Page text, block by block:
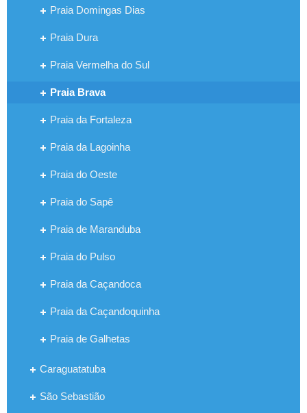
Praia Domingas Dias
Praia Dura
Praia Vermelha do Sul
Praia Brava
Praia da Fortaleza
Praia da Lagoinha
Praia do Oeste
Praia do Sapê
Praia de Maranduba
Praia do Pulso
Praia da Caçandoca
Praia da Caçandoquinha
Praia de Galhetas
Caraguatatuba
São Sebastião